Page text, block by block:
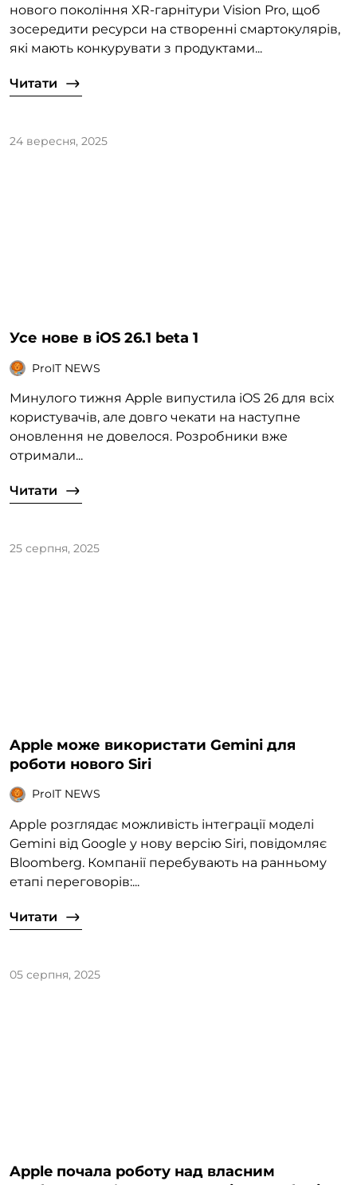
нового покоління XR-гарнітури Vision Pro, щоб
зосередити ресурси на створенні смартокулярів,
які мають конкурувати з продуктами...
Читати
24 вересня, 2025
Усе нове в iOS 26.1 beta 1
ProIT NEWS
Минулого тижня Apple випустила iOS 26 для всіх
користувачів, але довго чекати на наступне
оновлення не довелося. Розробники вже
отримали...
Читати
25 серпня, 2025
Apple може використати Gemini для
роботи нового Siri
ProIT NEWS
Apple розглядає можливість інтеграції моделі
Gemini від Google у нову версію Siri, повідомляє
Bloomberg. Компанії перебувають на ранньому
етапі переговорів:...
Читати
05 серпня, 2025
Apple почала роботу над власним